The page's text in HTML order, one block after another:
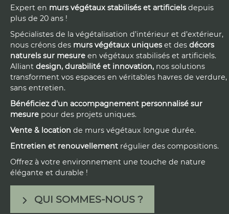
Expert en murs végétaux stabilisés et artificiels depuis
plus de 20 ans !
Spécialistes de la végétalisation d’intérieur et d’extérieur,
nous créons des murs végétaux uniques et des décors
naturels sur mesure en végétaux stabilisés et artificiels.
Alliant design, durabilité et innovation, nos solutions
transforment vos espaces en véritables havres de verdure,
sans entretien.
Bénéficiez d'un accompagnement personnalisé sur
mesure pour des projets uniques.
Vente & location de murs végétaux longue durée.
Entretien et renouvellement régulier des compositions.
Offrez à votre environnement une touche de nature
élégante et durable !
QUI SOMMES-NOUS ?